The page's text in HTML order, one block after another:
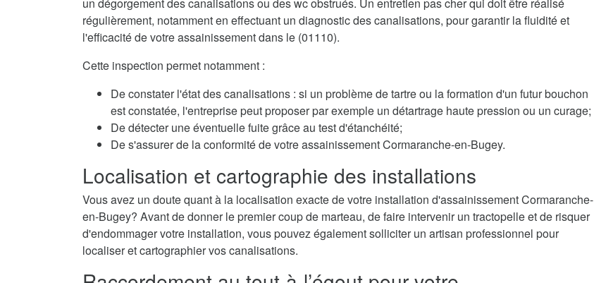
un dégorgement des canalisations ou des wc obstrués. Un entretien pas cher qui doit être réalisé
régulièrement, notamment en effectuant un diagnostic des canalisations, pour garantir la fluidité et
l'efficacité de votre assainissement dans le (01110).
Cette inspection permet notamment :
De constater l'état des canalisations : si un problème de tartre ou la formation d'un futur bouchon
est constatée, l'entreprise peut proposer par exemple un détartrage haute pression ou un curage;
De détecter une éventuelle fuite grâce au test d'étanchéité;
De s'assurer de la conformité de votre assainissement Cormaranche-en-Bugey.
Localisation et cartographie des installations
Vous avez un doute quant à la localisation exacte de votre installation d'assainissement Cormaranche-
en-Bugey? Avant de donner le premier coup de marteau, de faire intervenir un tractopelle et de risquer
d'endommager votre installation, vous pouvez également solliciter un artisan professionnel pour
localiser et cartographier vos canalisations.